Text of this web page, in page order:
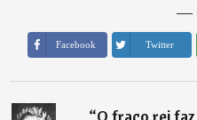
―
Facebook Twitter